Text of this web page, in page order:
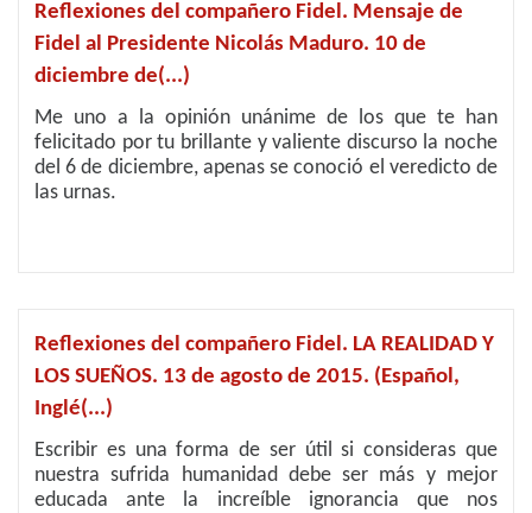
Reflexiones del compañero Fidel. Mensaje de
Fidel al Presidente Nicolás Maduro. 10 de
diciembre de(...)
Me uno a la opinión unánime de los que te han
felicitado por tu brillante y valiente discurso la noche
del 6 de diciembre, apenas se conoció el veredicto de
las urnas.
Reflexiones del compañero Fidel. LA REALIDAD Y
LOS SUEÑOS. 13 de agosto de 2015. (Español,
Inglé(...)
Escribir es una forma de ser útil si consideras que
nuestra sufrida humanidad debe ser más y mejor
educada ante la increíble ignorancia que nos